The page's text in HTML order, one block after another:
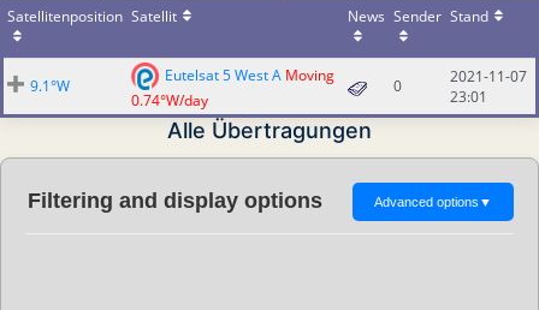
Satellitenposition Satellit News Sender Stand
9.1°W
Eutelsat 5 West A Moving
0.74°W/day
0
2021-11-07
23:01
Alle Übertragungen
Filtering and display options Advanced options ▼